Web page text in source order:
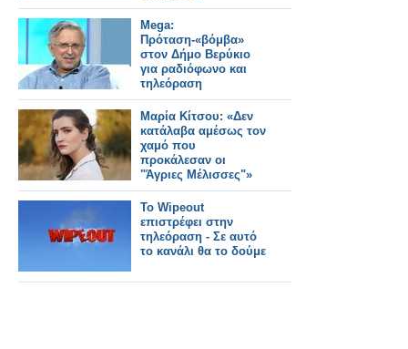
Mega:
Πρόταση-«βόμβα»
στον Δήμο Βερύκιο
για ραδιόφωνο και
τηλεόραση
Μαρία Κίτσου: «Δεν
κατάλαβα αμέσως τον
χαμό που
προκάλεσαν οι
"Άγριες Μέλισσες"»
Το Wipeout
επιστρέφει στην
τηλεόραση - Σε αυτό
το κανάλι θα το δούμε